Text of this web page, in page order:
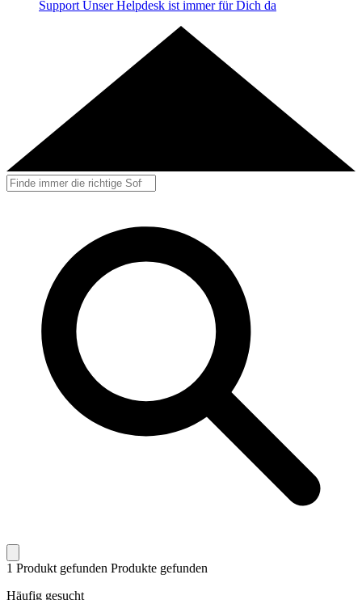
Support Unser Helpdesk ist immer für Dich da
1 Produkt gefunden Produkte gefunden
Häufig gesucht